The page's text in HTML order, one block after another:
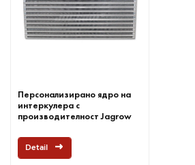
Персонализирано ядро на
интеркулера с
производителност Jagrow
Detail